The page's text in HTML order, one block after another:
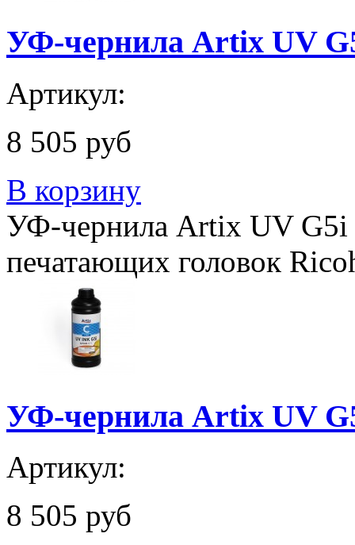
УФ-чернила Artix UV
Артикул:
8 505 руб
В корзину
УФ-чернила Artix UV
печатающих головок
УФ-чернила Artix UV
Артикул:
8 505 руб